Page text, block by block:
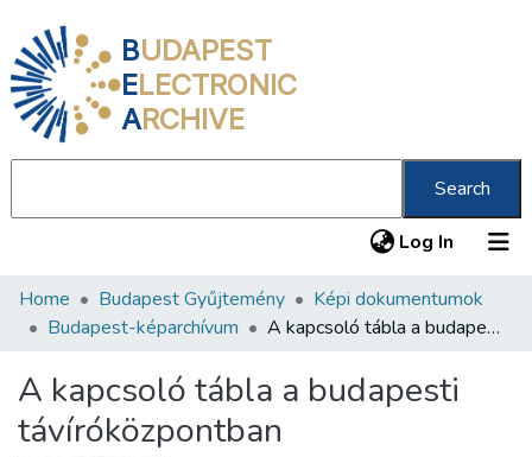
BUDAPEST
ELECTRONIC
ARCHIVE
Search
Log In (current)
Communities & Collections
Statistics
About us
Home Budapest Gyűjtemény
Képi dokumentumok
Budapest-képarchívum
A kapcsoló tábla a budapesti távíróközpontban
A kapcsoló tábla a budapesti
távíróközpontban